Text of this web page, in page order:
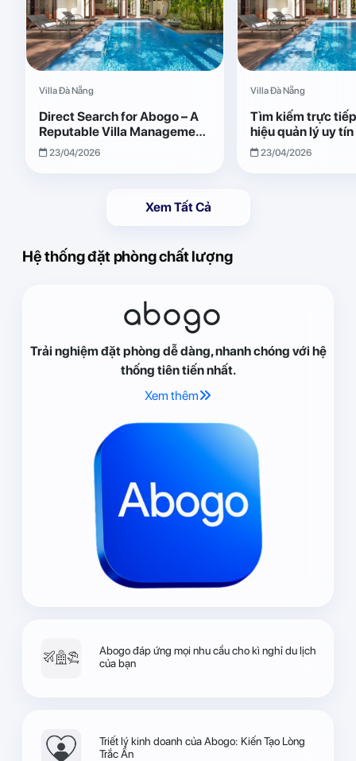
Villa Đà Nẵng
Direct Search for Abogo – A
Reputable Villa Management
Brand with Transparent and
Effective Operations
23/04/2026
Villa Đà Nẵng
Tìm kiếm trực
hiệu quản lý uy
Giải pháp vận
quả, minh bạch
23/04/2026
Xem Tất Cả
Hệ thống đặt phòng chất lượng
abogo
Trải nghiệm đặt phòng dễ dàng, nhanh chóng với hệ
thống tiên tiến nhất.
Xem thêm
Abogo đáp ứng mọi nhu cầu cho kì nghỉ du lịch
của bạn
Triết lý kinh doanh của Abogo: Kiến Tạo Lòng
Trắc Ẩn